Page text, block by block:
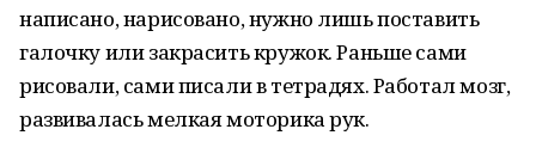
написано, нарисовано, нужно лишь поставить
галочку или закрасить кружок. Раньше сами
рисовали, сами писали в тетрадях. Работал мозг,
развивалась мелкая моторика рук.